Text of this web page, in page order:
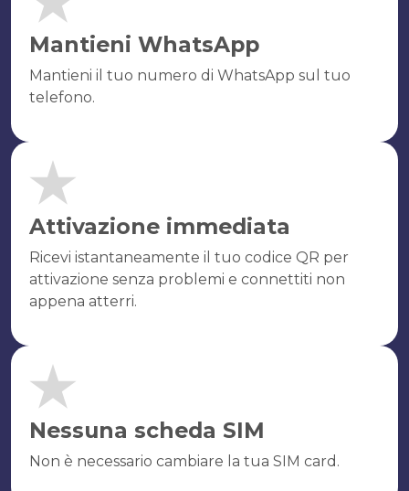
Mantieni WhatsApp
Mantieni il tuo numero di WhatsApp sul tuo
telefono.
Attivazione immediata
Ricevi istantaneamente il tuo codice QR per
attivazione senza problemi e connettiti non
appena atterri.
Nessuna scheda SIM
Non è necessario cambiare la tua SIM card.